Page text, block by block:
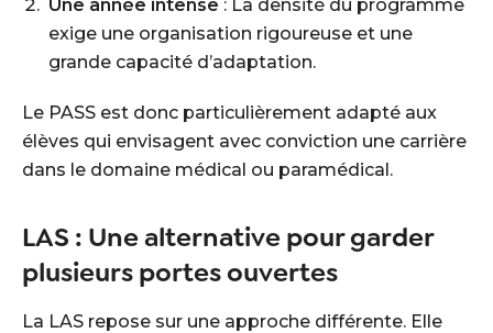
Une année intense : La densité du programme
exige une organisation rigoureuse et une
grande capacité d’adaptation.
Le PASS est donc particulièrement adapté aux
élèves qui envisagent avec conviction une carrière
dans le domaine médical ou paramédical.
LAS : Une alternative pour garder
plusieurs portes ouvertes
La LAS repose sur une approche différente. Elle